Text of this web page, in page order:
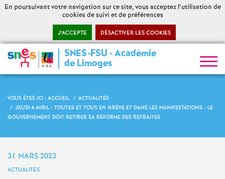
En poursuivant votre navigation sur ce site, vous acceptez l’utilisation de
cookies de suivi et de préférences
J’ACCEPTE DÉSACTIVER LES COOKIES
SNES-FSU - Académie
de Limoges
n
d
VOUS ÊTES ICI : ACCUEIL
ACTUALITÉS
JEUDI 6 AVRIL - TOUTES ET TOUS EN GRÈVE ET DANS LES MANIFESTATIONS - LE
GOUVERNEMENT DOIT RETIRER SA RÉFORME DES RETRAITES
31 MARS 2023
ACTUALITÉS